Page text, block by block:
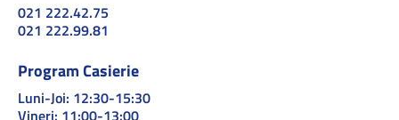
021 222.42.75
021 222.99.81
Program Casierie
Luni-Joi: 12:30-15:30
Vineri: 11:00-13:00